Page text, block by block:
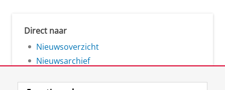
Direct naar
Nieuwsoverzicht
Nieuwsarchief